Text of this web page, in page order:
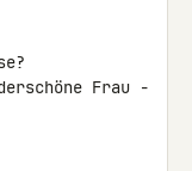
Frau -